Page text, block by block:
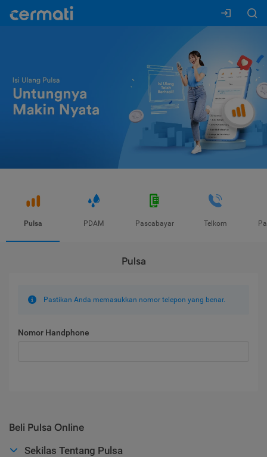
Pulsa PDAM Pascabayar Telkom
Pulsa
Pastikan Anda memasukkan nomor telepon yang benar.
Nomor Handphone
Beli Pulsa Online
Sekilas Tentang Pulsa